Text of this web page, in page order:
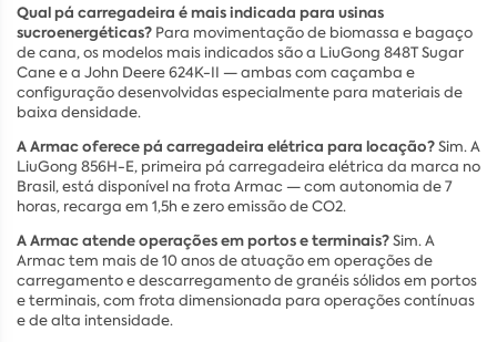
Qual pá carregadeira é mais indicada para usinas
sucroenergéticas? Para movimentação de biomassa e bagaço
de cana, os modelos mais indicados são a LiuGong 848T Sugar
Cane e a John Deere 624K-II — ambas com caçamba e
configuração desenvolvidas especialmente para materiais de
baixa densidade.
A Armac oferece pá carregadeira elétrica para locação?Sim. A
LiuGong 856H-E, primeira pá carregadeira elétrica da marca no
Brasil, está disponível na frota Armac — com autonomia de 7
horas, recarga em 1,5h e zero emissão de CO2.
A Armac atende operações em portos e terminais?Sim. A
Armac tem mais de 10 anos de atuação em operações de
carregamento e descarregamento de granéis sólidos em portos
e terminais, com frota dimensionada para operações contínuas
e de alta intensidade.